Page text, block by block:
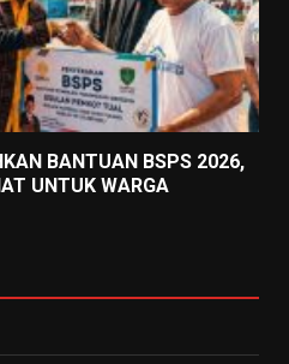
BANTUAN BSPS 2026,
UNTUK WARGA